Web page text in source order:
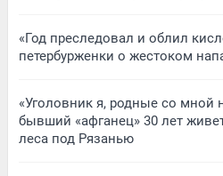
«Год преследовал и облил
петербурженки о жестоком
«Уголовник я, родные со мной
бывший «афганец» 30 лет
леса под Рязанью